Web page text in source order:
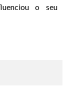
o seu